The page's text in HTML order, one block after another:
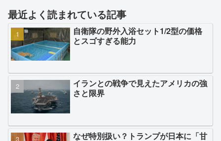
最近よく読まれている記事
自衛隊の野外入浴セット1/2型の価格
とスゴすぎる能力
イランとの戦争で見えたアメリカの強
さと限界
なぜ特別扱い？トランプが日本に「甘